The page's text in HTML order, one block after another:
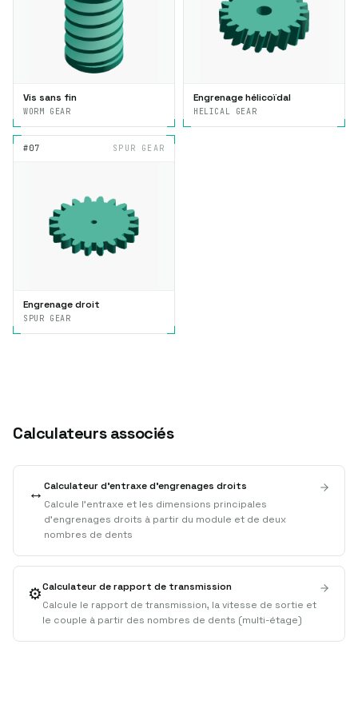
Vis sans fin
WORM GEAR
Engrenage hélicoïdal
HELICAL GEAR
#07 SPUR GEAR
Engrenage droit
SPUR GEAR
Calculateurs associés
↔️ Calculateur d'entraxe d'engrenages droits
Calcule l'entraxe et les dimensions principales
d'engrenages droits à partir du module et de deux
nombres de dents
⚙️Calculateur de rapport de transmission
Calcule le rapport de transmission, la vitesse de sortie et
le couple à partir des nombres de dents (multi-étage)